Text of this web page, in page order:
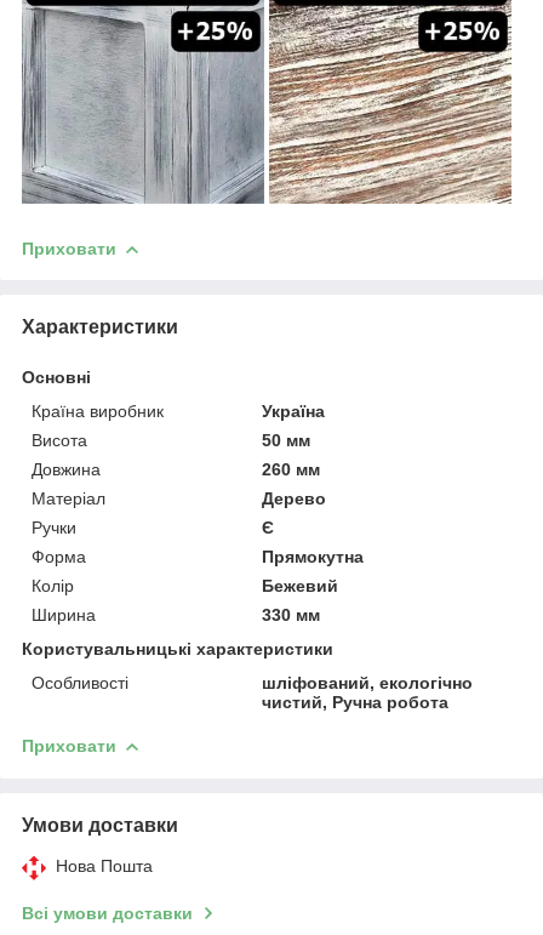
Приховати
Характеристики
Основні
Країна виробник
Україна
Висота
50 мм
Довжина
260 мм
Матеріал
Дерево
Ручки
Є
Форма
Прямокутна
Колір
Бежевий
Ширина
330 мм
Користувальницькі характеристики
Особливості
шліфований, екологічно
чистий, Ручна робота
Приховати
Умови доставки
Нова Пошта
Всі умови доставки